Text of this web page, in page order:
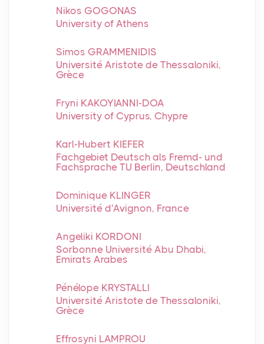
Nikos GOGONAS
University of Athens
Simos GRAMMENIDIS
Université Aristote de Thessaloniki,
Grèce
Fryni KAKOYIANNI-DOA
University of Cyprus, Chypre
Karl-Hubert KIEFER
Fachgebiet Deutsch als Fremd- und
Fachsprache TU Berlin, Deutschland
Dominique KLINGER
Université d'Avignon, France
Angeliki KORDONI
Sorbonne Université Abu Dhabi,
Emirats Arabes
Pénélope KRYSTALLI
Université Aristote de Thessaloniki,
Grèce
Effrosyni LAMPROU